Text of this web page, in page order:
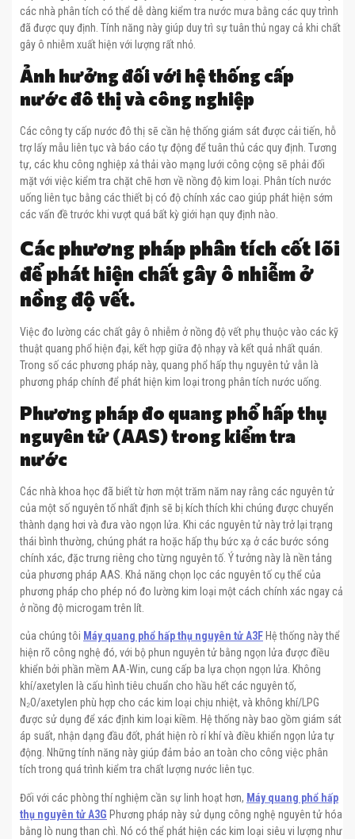
các nhà phân tích có thể dễ dàng kiểm tra nước mưa bằng các quy trình
đã được quy định. Tính năng này giúp duy trì sự tuân thủ ngay cả khi chất
gây ô nhiễm xuất hiện với lượng rất nhỏ.
Ảnh hưởng đối với hệ thống cấp
nước đô thị và công nghiệp
Các công ty cấp nước đô thị sẽ cần hệ thống giám sát được cải tiến, hỗ
trợ lấy mẫu liên tục và báo cáo tự động để tuân thủ các quy định. Tương
tự, các khu công nghiệp xả thải vào mạng lưới công cộng sẽ phải đối
mặt với việc kiểm tra chặt chẽ hơn về nồng độ kim loại. Phân tích nước
uống liên tục bằng các thiết bị có độ chính xác cao giúp phát hiện sớm
các vấn đề trước khi vượt quá bất kỳ giới hạn quy định nào.
Các phương pháp phân tích cốt lõi
để phát hiện chất gây ô nhiễm ở
nồng độ vết.
Việc đo lường các chất gây ô nhiễm ở nồng độ vết phụ thuộc vào các kỹ
thuật quang phổ hiện đại, kết hợp giữa độ nhạy và kết quả nhất quán.
Trong số các phương pháp này, quang phổ hấp thụ nguyên tử vẫn là
phương pháp chính để phát hiện kim loại trong phân tích nước uống.
Phương pháp đo quang phổ hấp thụ
nguyên tử (AAS) trong kiểm tra
nước
Các nhà khoa học đã biết từ hơn một trăm năm nay rằng các nguyên tử
của một số nguyên tố nhất định sẽ bị kích thích khi chúng được chuyển
thành dạng hơi và đưa vào ngọn lửa. Khi các nguyên tử này trở lại trạng
thái bình thường, chúng phát ra hoặc hấp thụ bức xạ ở các bước sóng
chính xác, đặc trưng riêng cho từng nguyên tố. Ý tưởng này là nền tảng
của phương pháp AAS. Khả năng chọn lọc các nguyên tố cụ thể của
phương pháp cho phép nó đo lường kim loại một cách chính xác ngay cả
ở nồng độ microgam trên lít.
của chúng tôi Máy quang phổ hấp thụ nguyên tử A3F Hệ thống này thể
hiện rõ công nghệ đó, với bộ phun nguyên tử bằng ngọn lửa được điều
khiển bởi phần mềm AA-Win, cung cấp ba lựa chọn ngọn lửa. Không
khí/axetylen là cấu hình tiêu chuẩn cho hầu hết các nguyên tố,
N₂O/axetylen phù hợp cho các kim loại chịu nhiệt, và không khí/LPG
được sử dụng để xác định kim loại kiềm. Hệ thống này bao gồm giám sát
áp suất, nhận dạng đầu đốt, phát hiện rò rỉ khí và điều khiển ngọn lửa tự
động. Những tính năng này giúp đảm bảo an toàn cho công việc phân
tích trong quá trình kiểm tra chất lượng nước liên tục.
Đối với các phòng thí nghiệm cần sự linh hoạt hơn, Máy quang phổ hấp
thụ nguyên tử A3G Phương pháp này sử dụng công nghệ nguyên tử hóa
bằng lò nung than chì. Nó có thể phát hiện các kim loại siêu vi lượng như